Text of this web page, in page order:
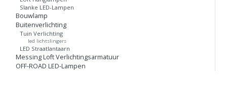
Slanke LED-Lampen
Bouwlamp
Buitenverlichting
Tuin Verlichting
led lichtslingers
LED Straatlantaarn
Messing Loft Verlichtingsarmatuur
OFF-ROAD LED-Lampen